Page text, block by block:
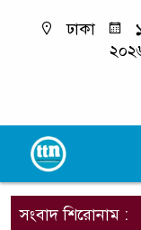
ঢাকা
সংবাদ শিরোনাম :
ভারি বৃষ্টিতে